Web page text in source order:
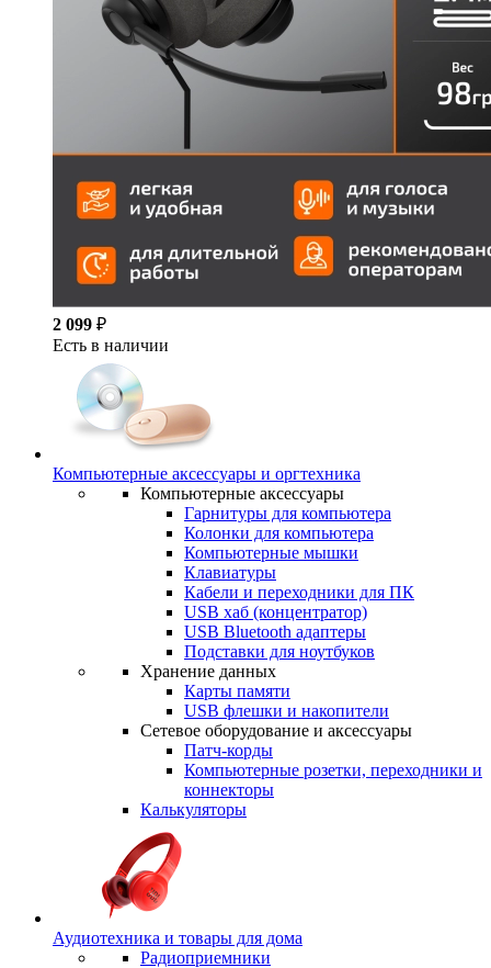
2 099 ₽
Есть в наличии
Компьютерные аксессуары и оргтехника
Компьютерные аксессуары
Гарнитуры для компьютера
Колонки для компьютера
Компьютерные мышки
Клавиатуры
Кабели и переходники для ПК
USB хаб (концентратор)
USB Bluetooth адаптеры
Подставки для ноутбуков
Хранение данных
Карты памяти
USB флешки и накопители
Сетевое оборудование и аксессуары
Патч-корды
Компьютерные розетки, переходники и
коннекторы
Калькуляторы
Аудиотехника и товары для дома
Радиоприемники